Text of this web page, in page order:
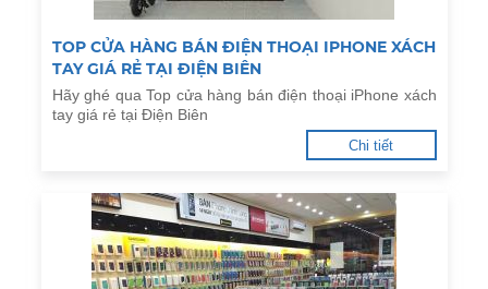
TOP CỬA HÀNG BÁN ĐIỆN THOẠI IPHONE XÁCH
TAY GIÁ RẺ TẠI ĐIỆN BIÊN
Hãy ghé qua Top cửa hàng bán điện thoại iPhone xách
tay giá rẻ tại Điện Biên
Chi tiết